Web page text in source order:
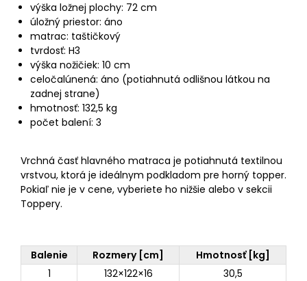
výška ložnej plochy: 72 cm
úložný priestor: áno
matrac: taštičkový
tvrdosť: H3
výška nožičiek: 10 cm
celočalúnená: áno (potiahnutá odlišnou látkou na
zadnej strane)
hmotnosť: 132,5 kg
počet balení: 3
Vrchná časť hlavného matraca je potiahnutá textilnou
vrstvou, ktorá je ideálnym podkladom pre horný topper.
Pokiaľ nie je v cene, vyberiete ho nižšie alebo v sekcii
Toppery.
Balenie Rozmery [cm]
Hmotnosť [kg]
1
132×122×16
30,5